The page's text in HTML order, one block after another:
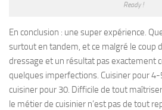
Ready !
En conclusion : une super expérience.
surtout en tandem, et ce malgré le coup
dressage et un résultat pas exactement
quelques imperfections. Cuisiner pour 4-
cuisiner pour 30. Difficile de tout
le métier de cuisinier n’est pas de tout